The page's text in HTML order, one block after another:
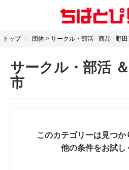
トップ 団体 > サークル・部活 - 商品 - 野
サークル・部活＆
市
このカテゴリーは見つか
他の条件をお試し